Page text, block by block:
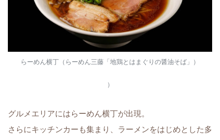
らーめん横丁（らーめん三藤「地鶏とはまぐりの醤油そば」）
）
グルメエリアにはらーめん横丁が出現。
さらにキッチンカーも集まり、ラーメンをはじめとした多